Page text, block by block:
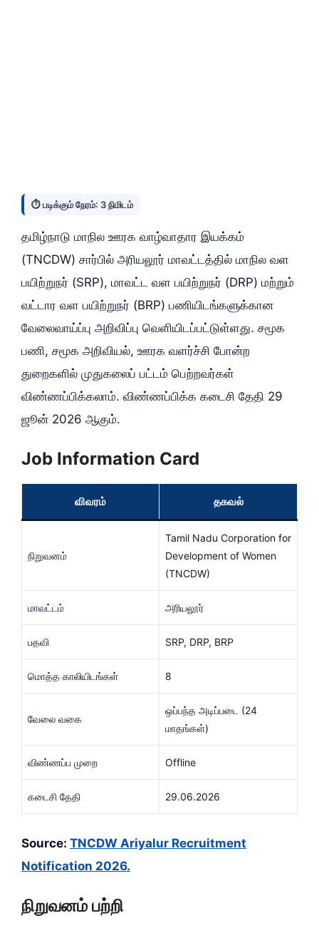
⏱️ படிக்கும் நேரம்: 3 நிமிடம்
தமிழ்நாடு மாநில ஊரக வாழ்வாதார இயக்கம்
(TNCDW) சார்பில் அரியலூர் மாவட்டத்தில் மாநில வள
பயிற்றுநர் (SRP), மாவட்ட வள பயிற்றுநர் (DRP) மற்றும்
வட்டார வள பயிற்றுநர் (BRP) பணியிடங்களுக்கான
வேலைவாய்ப்பு அறிவிப்பு வெளியிடப்பட்டுள்ளது. சமூக
பணி, சமூக அறிவியல், ஊரக வளர்ச்சி போன்ற
துறைகளில் முதுகலைப் பட்டம் பெற்றவர்கள்
விண்ணப்பிக்கலாம். விண்ணப்பிக்க கடைசி தேதி 29
ஜூன் 2026 ஆகும்.
Job Information Card
விவரம் தகவல்
நிறுவனம்
Tamil Nadu Corporation for
Development of Women
(TNCDW)
மாவட்டம் அரியலூர்
பதவி SRP, DRP, BRP
மொத்த காலியிடங்கள் 8
வேலை வகை
ஒப்பந்த அடிப்படை (24
மாதங்கள்)
விண்ணப்ப முறை Offline
கடைசி தேதி 29.06.2026
Source: TNCDW Ariyalur Recruitment
Notification 2026.
நிறுவனம் பற்றி